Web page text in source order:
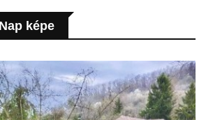
képe